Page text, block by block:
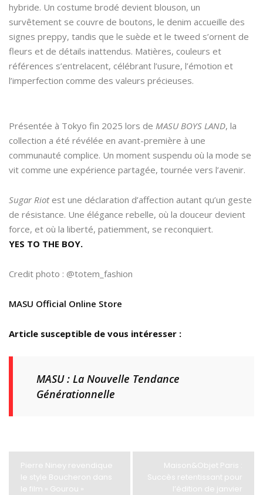
hybride. Un costume brodé devient blouson, un
survêtement se couvre de boutons, le denim accueille des
signes preppy, tandis que le suède et le tweed s’ornent de
fleurs et de détails inattendus. Matières, couleurs et
références s’entrelacent, célébrant l’usure, l’émotion et
l’imperfection comme des valeurs précieuses.
Présentée à Tokyo fin 2025 lors de MASU BOYS LAND, la
collection a été révélée en avant-première à une
communauté complice. Un moment suspendu où la mode se
vit comme une expérience partagée, tournée vers l’avenir.
Sugar Riotest une déclaration d’affection autant qu’un geste
de résistance. Une élégance rebelle, où la douceur devient
force, et où la liberté, patiemment, se reconquiert.
YES TO THE BOY.
Credit photo : @totem_fashion
MASU Official Online Store
Article susceptible de vous intéresser :
MASU : La Nouvelle Tendance
Générationnelle
Pierre Niney revendique
le style Boucheron dans
le film « Gourou »
Maison&Objet Paris :
Succès retentissant pour
l’édition de janvier